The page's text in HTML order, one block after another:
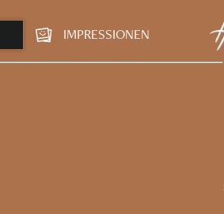
IMPRESSIONEN